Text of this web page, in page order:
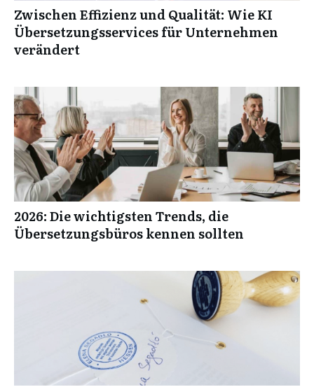
Zwischen Effizienz und Qualität: Wie KI
Übersetzungsservices für Unternehmen
verändert
2026: Die wichtigsten Trends, die
Übersetzungsbüros kennen sollten